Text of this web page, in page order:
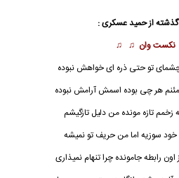
گذشتهاز حمید عسکری :
نکست وان ♫ ♫
تو حتی ذره ای خواهش نبوده
هر چی بوده اسمش آرامش نبوده
زخمم تازه مونده من دلیل تازگیشم
سوزیه اما من حریف تو نمیشه
رابطه جامونده چرا تنهام نمیذاری